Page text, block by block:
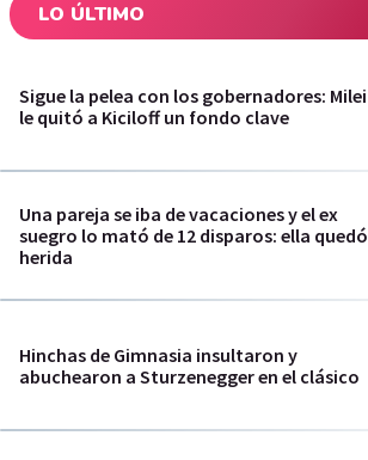
LO ÚLTIMO
Sigue la pelea con los gobernadores: Milei
le quitó a Kiciloff un fondo clave
Una pareja se iba de vacaciones y el ex
suegro lo mató de 12 disparos: ella quedó
herida
Hinchas de Gimnasia insultaron y
abuchearon a Sturzenegger en el clásico